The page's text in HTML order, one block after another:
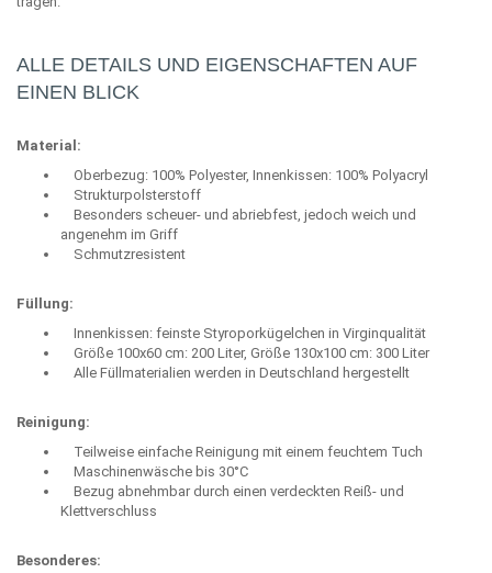
ALLE DETAILS UND EIGENSCHAFTEN AUF
EINEN BLICK
Material:
Oberbezug: 100% Polyester, Innenkissen: 100% Polyacryl
Strukturpolsterstoff
Besonders scheuer- und abriebfest, jedoch weich und
angenehm im Griff
Schmutzresistent
Füllung:
Innenkissen: feinste Styroporkügelchen in Virginqualität
Größe 100x60 cm: 200 Liter, Größe 130x100 cm: 300 Liter
Alle Füllmaterialien werden in Deutschland hergestellt
Reinigung:
Teilweise einfache Reinigung mit einem feuchtem Tuch
Maschinenwäsche bis 30°C
Bezug abnehmbar durch einen verdeckten Reiß- und
Klettverschluss
Besonderes: